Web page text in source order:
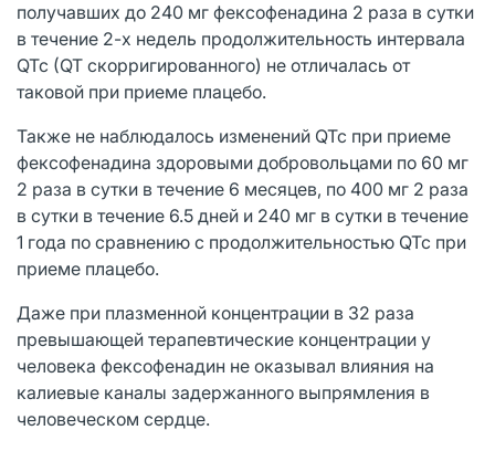
получавших до 240 мг фексофенадина 2 раза в сутки
в течение 2-х недель продолжительность интервала
QTc (QT скорригированного) не отличалась от
таковой при приеме плацебо.
Также не наблюдалось изменений QTc при приеме
фексофенадина здоровыми добровольцами по 60 мг
2 раза в сутки в течение 6 месяцев, по 400 мг 2 раза
в сутки в течение 6.5 дней и 240 мг в сутки в течение
1 года по сравнению с продолжительностью QTc при
приеме плацебо.
Даже при плазменной концентрации в 32 раза
превышающей терапевтические концентрации у
человека фексофенадин не оказывал влияния на
калиевые каналы задержанного выпрямления в
человеческом сердце.